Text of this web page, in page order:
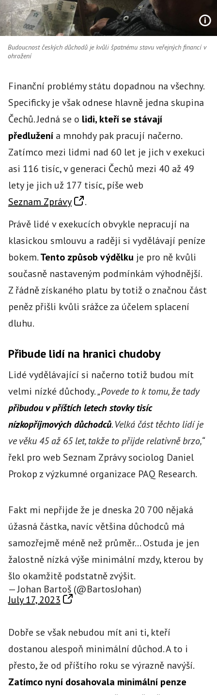
Budoucnost českých důchodů je kvůli špatnému stavu veřejných financí v
ohrožení
Finanční problémy státu dopadnou na všechny.
Specificky je však odnese hlavně jedna skupina
Čechů. Jedná se o lidi, kteří se stávají
předlužení a mnohdy pak pracují načerno.
Zatímco mezi lidmi nad 60 let je jich v exekuci
asi 116 tisíc, v generaci Čechů mezi 40 až 49
lety je jich už 177 tisíc, píše web
Seznam Zprávy
.
Právě lidé v exekucích obvykle nepracují na
klasickou smlouvu a raději si vydělávají peníze
bokem.Tento způsob výdělku je pro ně kvůli
současně nastaveným podmínkám výhodnější.
Z řádně získaného platu by totiž o značnou část
peněz přišli kvůli srážce za účelem splacení
dluhu.
Přibude lidí na hranici chudoby
Lidé vydělávající si načerno totiž budou mít
velmi nízké důchody.„Povede to k tomu, že tady
přibudou v příštích letech stovky tisíc
nízkopříjmových důchodců. Velká část těchto lidí je
ve věku 45 až 65 let, takže to přijde relativně brzo,“
řekl pro web Seznam Zprávy sociolog Daniel
Prokop z výzkumné organizace PAQ Research.
Fakt mi nepřijde že je dneska 20 700 nějaká
úžasná částka, navíc většina důchodců má
samozřejmě méně než průměr… Ostuda je jen
žalostně nízká výše minimální mzdy, kterou by
šlo okamžitě podstatně zvýšit.
— Johan Bartoš (@BartosJohan)
July 17, 2023
Dobře se však nebudou mít ani ti, kteří
dostanou alespoň minimální důchod. A to i
přesto, že od příštího roku se výrazně navýší.
Zatímco nyní dosahovala minimální penze